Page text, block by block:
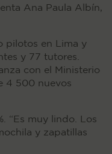
Ana Paula Albín,
pilotos en Lima y
y 77 tutores.
con el Ministerio
4 500 nuevos
“Es muy lindo. Los
y zapatillas